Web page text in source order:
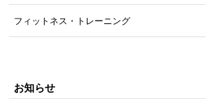
フィットネス・トレーニング
お知らせ